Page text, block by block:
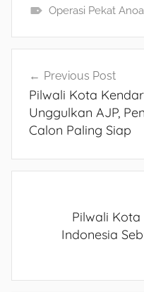
Operasi Pekat Anoa
Navigasi
pos
Previous Post
Pilwali Kota
Unggulkan AJP,
Calon Paling Siap
Pilwali
Indonesia